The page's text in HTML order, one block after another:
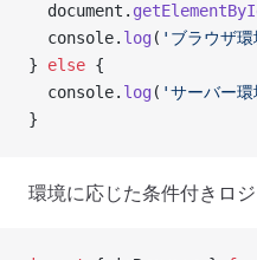
  document.
  console.
log ( 'ブラウザ
} else {
  console.
log ( 'サーバー
}
環境に応じた条件付きロ